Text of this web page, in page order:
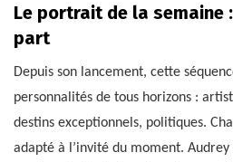
Le portrait de la semaine
part
Depuis son lancement, cette
personnalités de tous horizons :
destins exceptionnels, politiques.
adapté à l’invité du moment.